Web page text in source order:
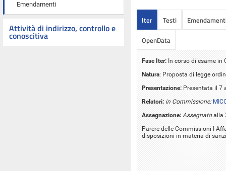
Emendamenti
Attività di indirizzo, controllo e
conoscitiva
Iter Testi
OpenData
Fase Iter: In corso di esame in
Natura: Proposta di legge
Presentazione: Presentata il 7
Relatori: in Commissione:
Assegnazione: Assegnatoalla
Parere delle Commissioni I
disposizioni in materia di